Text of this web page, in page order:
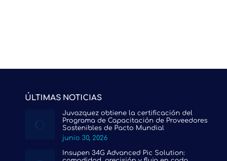
ÚLTIMAS NOTICIAS
Juvazquez obtiene la certificación del
Programa de Capacitación de Proveedores
Sostenibles de Pacto Mundial
junio 30, 2026
Insupen 34G Advanced Pic Solution: